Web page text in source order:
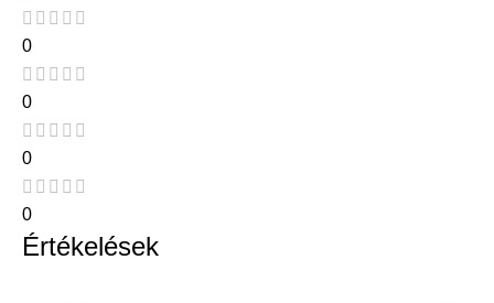
0
0
0
0
Értékelések